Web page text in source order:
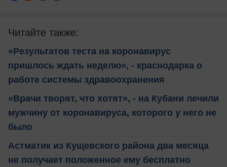
Читайте также:
«Результатов теста на коронавирус
пришлось ждать неделю», - краснодарка о
работе системы здравоохранения
«Врачи творят, что хотят», - на Кубани лечили
мужчину от коронавируса, которого у него не
было
Астматик из Кущевского района два месяца
не получает положенное ему бесплатно